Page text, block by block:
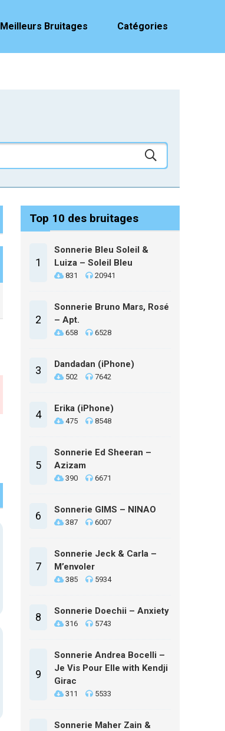
Meilleurs Bruitages Catégories
Top 10 des bruitages
1
Sonnerie Bleu Soleil &
Luiza – Soleil Bleu
831 20941
2
Sonnerie Bruno Mars, Rosé
– Apt.
658 6528
3 Dandadan (iPhone)
502 7642
4 Erika (iPhone)
475 8548
5
Sonnerie Ed Sheeran –
Azizam
390 6671
6 Sonnerie GIMS – NINAO
387 6007
7
Sonnerie Jeck & Carla –
M’envoler
385 5934
8 Sonnerie Doechii – Anxiety
316 5743
9
Sonnerie Andrea Bocelli –
Je Vis Pour Elle with Kendji
Girac
311 5533
Sonnerie Maher Zain &